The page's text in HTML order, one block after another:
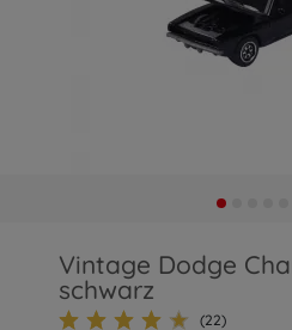
Vintage Dodge
schwarz
(22)